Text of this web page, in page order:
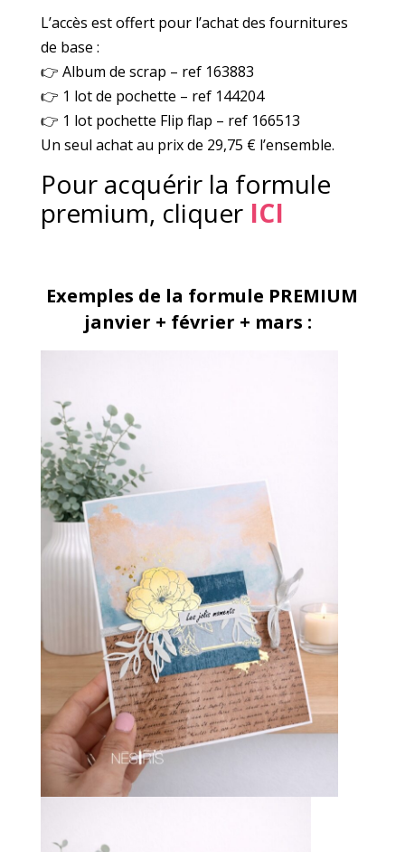
L’accès est offert pour l’achat des fournitures
de base :
👉 Album de scrap – ref 163883
👉 1 lot de pochette – ref 144204
👉 1 lot pochette Flip flap – ref 166513
Un seul achat au prix de 29,75 € l’ensemble.
Pour acquérir la formule
premium, cliquer ICI
Exemples de la formule PREMIUM
janvier + février + mars :